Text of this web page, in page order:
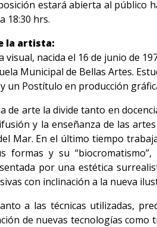
estará abierta al público
18:30 hrs.
la artista:
visual, nacida el 16 de junio de
Municipal de Bellas Artes.
un Postítulo en producción
de arte la divide tanto en
y la enseñanza de las
Mar. En el último tiempo
formas y su
por una estética
con inclinación a la nueva
a las técnicas utilizadas,
de nuevas tecnologías como